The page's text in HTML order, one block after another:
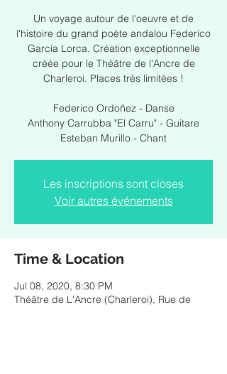
Un voyage autour de l'oeuvre et de
l'histoire du grand poète andalou Federico
García Lorca. Création exceptionnelle
créée pour le Théâtre de l'Ancre de
Charleroi. Places très limitées !
Federico Ordoñez - Danse
Anthony Carrubba "El Carru" - Guitare
Esteban Murillo - Chant
Les inscriptions sont closes
Voir autres événements
Time & Location
Jul 08, 2020, 8:30 PM
Théâtre de L'Ancre (Charleroi), Rue de